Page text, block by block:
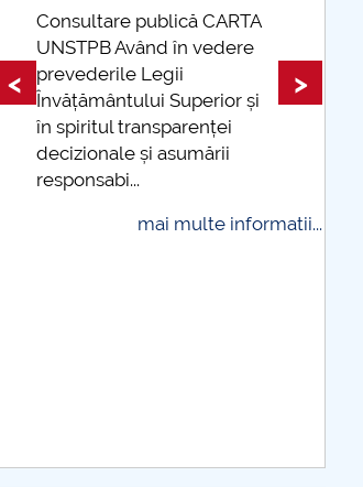
Taxe de școlarizare
indexate Taxele se pot plăti
și cu cardul
mai multe
< >